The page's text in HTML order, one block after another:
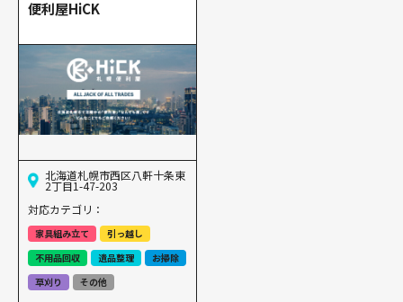
便利屋HiCK
北海道札幌市西区八軒十条東
2丁目1-47-203
対応カテゴリ：
家具組み立て
引っ越し
不用品回収
遺品整理
お掃除
草刈り
その他